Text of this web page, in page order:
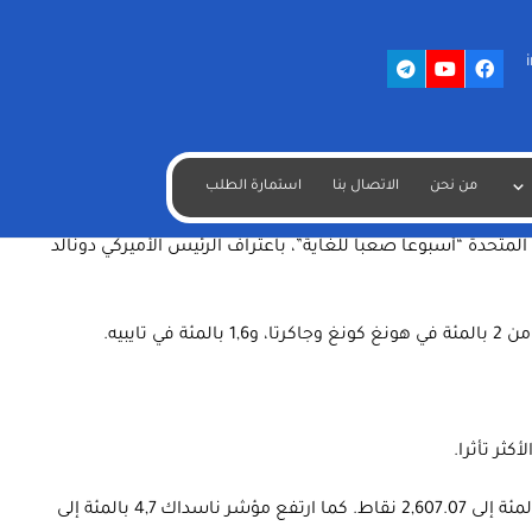
من نحن الاتصال بنا استمارة الطلب
فيما تدنت أسعار النفط بعد إرجاء اجتماع مقرر لمنظمة أوبك ودول
الضحايا، لا سيما في إيطاليا وإسبانيا وفرنسا، مما بعث الأمل في أن يكون الوباء بدأ ينحسر في هذه
فيما تترقب الولايات المتحدة “أسبوعا صعبا للغاية”، باعتراف الرئيس الأميركي دونالد
وارتفع مؤشر “داو جونز” الصناعي 5 بالمئة إلى 22,113.97 نقطة في أول 46 دقيقة من الجلسة، كذلك ارتفع مؤشر “إس أند بي 500” بنسبة 4,8 بالمئة إلى 2,607.07 نقاط. كما ارتفع مؤشر ناسداك 4,7 بالمئة إلى